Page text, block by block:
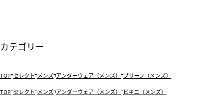
カテゴリー
TOP セレクト メンズ アンダーウェア（メンズ） ブリーフ（メンズ）
TOP セレクト メンズ アンダーウェア（メンズ） ビキニ（メンズ）